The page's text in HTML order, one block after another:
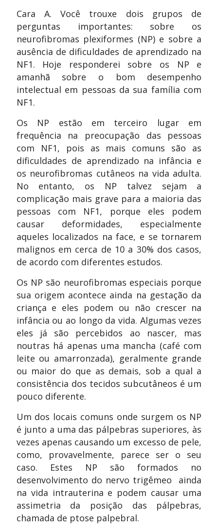
Cara A. Você trouxe dois grupos de
perguntas importantes: sobre os
neurofibromas plexiformes (NP) e sobre a
ausência de dificuldades de aprendizado na
NF1. Hoje responderei sobre os NP e
amanhã sobre o bom desempenho
intelectual em pessoas da sua família com
NF1.
Os NP estão em terceiro lugar em
frequência na preocupação das pessoas
com NF1, pois as mais comuns são as
dificuldades de aprendizado na infância e
os neurofibromas cutâneos na vida adulta.
No entanto, os NP talvez sejam a
complicação mais grave para a maioria das
pessoas com NF1, porque eles podem
causar deformidades, especialmente
aqueles localizados na face, e se tornarem
malignos em cerca de 10 a 30% dos casos,
de acordo com diferentes estudos.
Os NP são neurofibromas especiais porque
sua origem acontece ainda na gestação da
criança e eles podem ou não crescer na
infância ou ao longo da vida. Algumas vezes
eles já são percebidos ao nascer, mas
noutras há apenas uma mancha (café com
leite ou amarronzada), geralmente grande
ou maior do que as demais, sob a qual a
consistência dos tecidos subcutâneos é um
pouco diferente.
Um dos locais comuns onde surgem os NP
é junto a uma das pálpebras superiores, às
vezes apenas causando um excesso de pele,
como, provavelmente, parece ser o seu
caso. Estes NP são formados no
desenvolvimento do nervo trigêmeo ainda
na vida intrauterina e podem causar uma
assimetria da posição das pálpebras,
chamada de ptose palpebral.